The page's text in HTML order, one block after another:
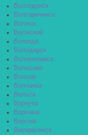
Волгодонск
Волгореченск
Волжск
Волжский
Вологда
Володарск
Волоколамск
Волосово
Волхов
Волчанск
Вольск
Воркута
Воронеж
Ворсма
Воскресенск